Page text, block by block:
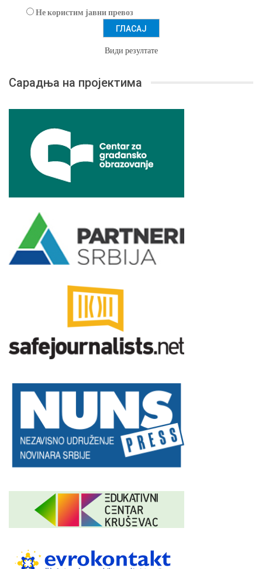
Не користим јавни превоз
Види резултате
Сарадња на пројектима